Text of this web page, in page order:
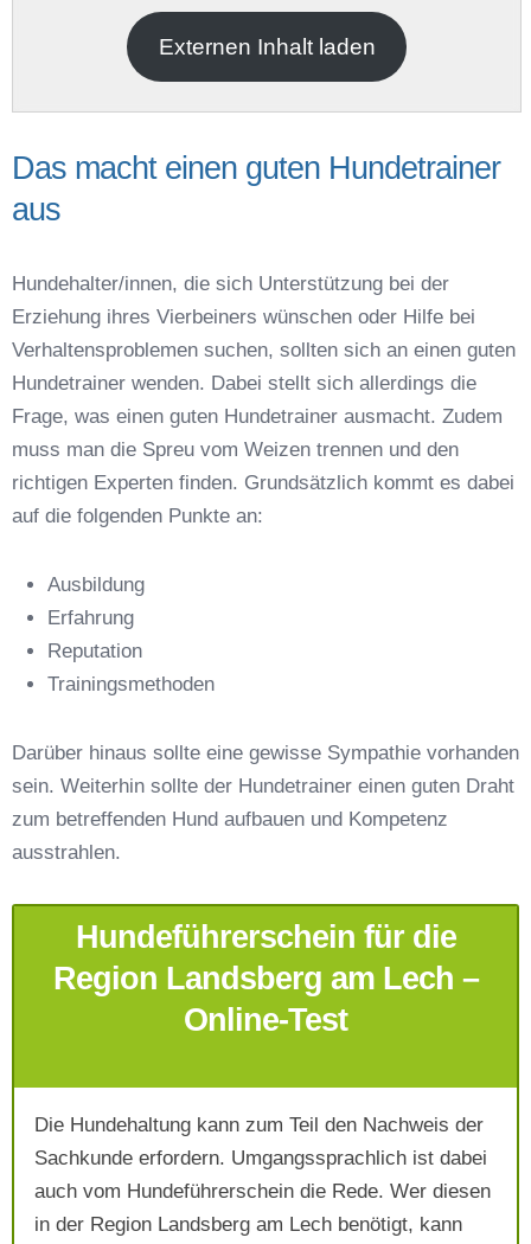
Anschrift
E-Mail-Adresse
Telefonnummer*
Mit Absenden der Daten akzeptiere ich die
AGB`s.
Absenden
Externen Inhalt laden
Das macht einen guten Hundetrainer
aus
Hundehalter/innen, die sich Unterstützung bei der
Erziehung ihres Vierbeiners wünschen oder Hilfe bei
Verhaltensproblemen suchen, sollten sich an einen guten
Hundetrainer wenden. Dabei stellt sich allerdings die
Frage, was einen guten Hundetrainer ausmacht. Zudem
muss man die Spreu vom Weizen trennen und den
richtigen Experten finden. Grundsätzlich kommt es dabei
auf die folgenden Punkte an:
Ausbildung
Erfahrung
Reputation
Trainingsmethoden
Darüber hinaus sollte eine gewisse Sympathie vorhanden
sein. Weiterhin sollte der Hundetrainer einen guten Draht
zum betreffenden Hund aufbauen und Kompetenz
ausstrahlen.
Hundeführerschein für die
Region Landsberg am Lech –
Online-Test
Die Hundehaltung kann zum Teil den Nachweis der
Sachkunde erfordern. Umgangssprachlich ist dabei
auch vom Hundeführerschein die Rede. Wer diesen
in der Region Landsberg am Lech benötigt, kann